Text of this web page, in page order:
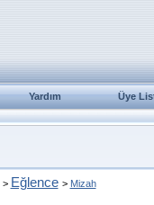
Yardım Üye
> Eğlence > Mizah